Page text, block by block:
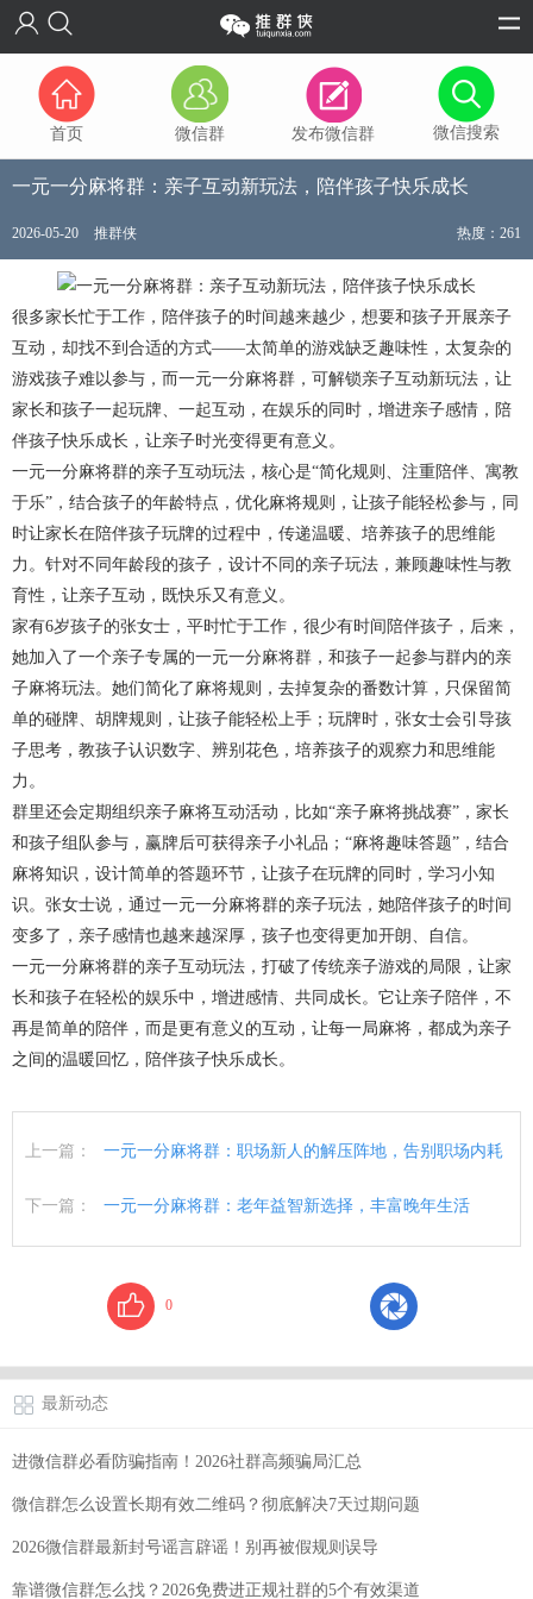
首页 微信群 发布微信群 微信搜索
一元一分麻将群：亲子互动新玩法，陪伴孩子快乐成长
2026-05-20 推群侠 热度：261
很多家长忙于工作，陪伴孩子的时间越来越少，想要和孩子开展亲子
互动，却找不到合适的方式——太简单的游戏缺乏趣味性，太复杂的
游戏孩子难以参与，而一元一分麻将群，可解锁亲子互动新玩法，让
家长和孩子一起玩牌、一起互动，在娱乐的同时，增进亲子感情，陪
伴孩子快乐成长，让亲子时光变得更有意义。
一元一分麻将群的亲子互动玩法，核心是“简化规则、注重陪伴、寓教
于乐”，结合孩子的年龄特点，优化麻将规则，让孩子能轻松参与，同
时让家长在陪伴孩子玩牌的过程中，传递温暖、培养孩子的思维能
力。针对不同年龄段的孩子，设计不同的亲子玩法，兼顾趣味性与教
育性，让亲子互动，既快乐又有意义。
家有6岁孩子的张女士，平时忙于工作，很少有时间陪伴孩子，后来，
她加入了一个亲子专属的一元一分麻将群，和孩子一起参与群内的亲
子麻将玩法。她们简化了麻将规则，去掉复杂的番数计算，只保留简
单的碰牌、胡牌规则，让孩子能轻松上手；玩牌时，张女士会引导孩
子思考，教孩子认识数字、辨别花色，培养孩子的观察力和思维能
力。
群里还会定期组织亲子麻将互动活动，比如“亲子麻将挑战赛”，家长
和孩子组队参与，赢牌后可获得亲子小礼品；“麻将趣味答题”，结合
麻将知识，设计简单的答题环节，让孩子在玩牌的同时，学习小知
识。张女士说，通过一元一分麻将群的亲子玩法，她陪伴孩子的时间
变多了，亲子感情也越来越深厚，孩子也变得更加开朗、自信。
一元一分麻将群的亲子互动玩法，打破了传统亲子游戏的局限，让家
长和孩子在轻松的娱乐中，增进感情、共同成长。它让亲子陪伴，不
再是简单的陪伴，而是更有意义的互动，让每一局麻将，都成为亲子
之间的温暖回忆，陪伴孩子快乐成长。
上一篇： 一元一分麻将群：职场新人的解压阵地，告别职场内耗
下一篇： 一元一分麻将群：老年益智新选择，丰富晚年生活
0
最新动态
进微信群必看防骗指南！2026社群高频骗局汇总
微信群怎么设置长期有效二维码？彻底解决7天过期问题
2026微信群最新封号谣言辟谣！别再被假规则误导
靠谱微信群怎么找？2026免费进正规社群的5个有效渠道